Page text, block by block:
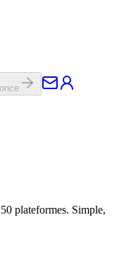
plateformes. Simple,